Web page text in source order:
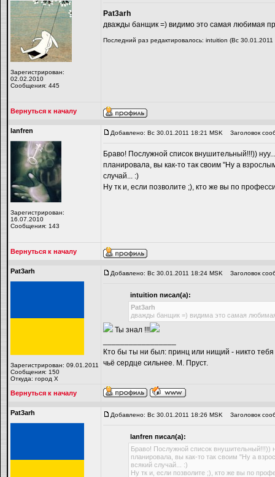
Зарегистрирован:
02.02.2010
Сообщения: 445
Pat3arh
дважды банщик =) видимо это самая любимая
Последний раз редактировалось: intuition (Вс
Вернуться к началу
lanfren
Зарегистрирован:
16.07.2010
Сообщения: 143
Добавлено: Вс 30.01.2011 18:21 MSK Заголовок
Браво! Послужной список внушительный!!!))
планировала, вы как-то так своим "Ну а
случай... :)
Ну тк и, если позволите ;), кто же вы по
Вернуться к началу
Pat3arh
Зарегистрирован: 09.01.2011
Сообщения: 150
Откуда: город Х
Добавлено: Вс 30.01.2011 18:24 MSK Заголовок
intuition писал(а):
Pat3arh
дважды банщик =) видима это самая
Ты знал !!!
Кто бы ты ни был: принц или нищий - никто
чьё сердце сильнее. М. Пруст.
Вернуться к началу
Pat3arh Добавлено: Вс 30.01.2011 18:26 MSK Заголовок
lanfren писал(а):
Браво! Послужной список внушительный!!!))
планировала, вы как-то так своим "Ну а
всякий случай... :)
Ну тк и, если позволите ;), кто же вы по